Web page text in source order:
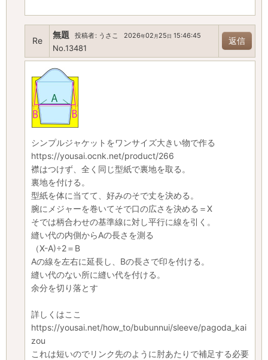
Re
無題 投稿者: うさこ 2026年02 月25 日 15:46:45
No.13481
返信
シンプルジャケットをワンサイズ大きい物で作る
https://yousai.ocnk.net/product/266
襟はつけず、全く同じ型紙で裏地を取る。
裏地を付ける。
型紙を体に当てて、好みのそで丈を決める。
腕にメジャーを巻いてそで口の広さを決める＝X
そでは柄合わせの基準線に対し平行に線を引く。
縫い代の内側からAの長さを測る
（X-A)÷2＝B
Aの線を左右に延長し、Bの長さで印を付ける。
縫い代のない所に縫い代を付ける。
余分を切り落とす
詳しくはここ
https://yousai.net/how_to/bubunnui/sleeve/pagoda_kai
zou
これは短いのでリンク先のように肘あたりで補足する必要